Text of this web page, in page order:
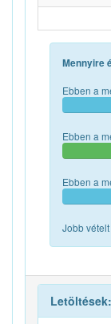
Mennyire
Ebben a
Ebben a
Ebben a
Jobb
Letöltések: